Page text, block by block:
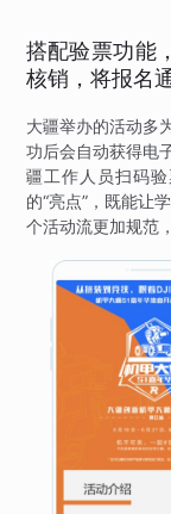
搭配验票功能
核销，将报名
大疆举办的活动多
功后会自动获得电
疆工作人员扫码
的“亮点”，既能让
个活动流更加规范